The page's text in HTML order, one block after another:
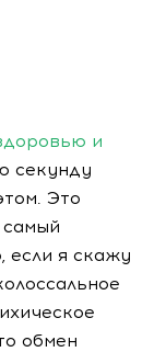
и
секунду
Это
если я скажу
обмен